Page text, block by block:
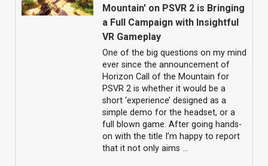
Mountain' on PSVR 2 is Bringing
a Full Campaign with Insightful
VR Gameplay
One of the big questions on my mind
ever since the announcement of
Horizon Call of the Mountain for
PSVR 2 is whether it would be a
short ‘experience’ designed as a
simple demo for the headset, or a
full blown game. After going hands-
on with the title I’m happy to report
that it not only aims …